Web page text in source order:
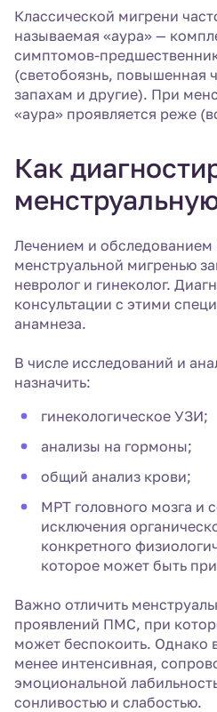
Классической мигрени
называемая «аура» —
симптомов-
(светобоязнь, повышенная
запахам и другие). При
«аура» проявляется реже
Как
Лечением и обследованием
менструальной мигренью
невролог и гинеколог.
консультации с этими
анамнеза.
В числе исследований и
назначить:
гинекологическое УЗИ;
анализы на гормоны;
общий анализ крови;
МРТ головного мозга и
исключения
конкретного
которое может быть
Важно отличить
проявлений ПМС, при
может беспокоить. Однако
менее интенсивная,
эмоциональной
сонливостью и слабостью.